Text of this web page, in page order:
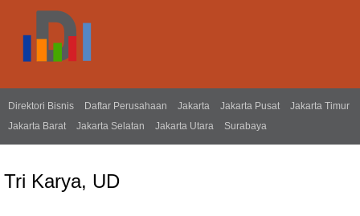
Direktori Bisnis Daftar Perusahaan Jakarta Jakarta Pusat
Jakarta Timur
Jakarta Barat
Jakarta Selatan Jakarta Utara Surabaya
Tri Karya, UD